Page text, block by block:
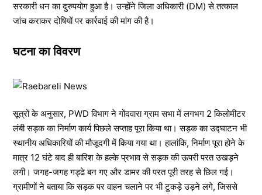
सरकारी धन का दुरुपयोग हुआ है। उन्होंने जिला अधिकारी (DM) से तत्काल
जांच कराकर दोषियों पर कार्रवाई की मांग की है।
घटना का विवरण
सूत्रों के अनुसार, PWD विभाग ने गोंदवारा ग्राम सभा में लगभग 2 किलोमीटर
लंबी सड़क का निर्माण कार्य पिछले सप्ताह पूरा किया था। सड़क का उद्घाटन भी
स्थानीय अधिकारियों की मौजूदगी में किया गया था। हालांकि, निर्माण पूरा होने के
मात्र 12 घंटे बाद ही बारिश के हल्के प्रभाव से सड़क की ऊपरी परत उखड़ने
लगी। जगह-जगह गड्ढे बन गए और डामर की परत पूरी तरह से छिल गई।
ग्रामीणों ने बताया कि सड़क पर वाहन चलाने पर भी टुकड़े उड़ने लगे, जिससे